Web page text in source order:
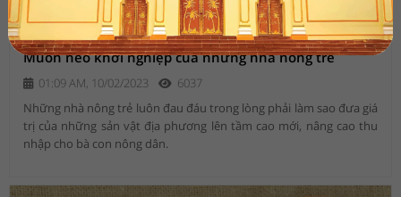
Muôn nẻo khởi nghiệp của những nhà nông trẻ
01:09 AM, 10/02/2023
6037
Những nhà nông trẻ luôn đau đáu trong lòng phải làm sao đưa giá
trị của những sản vật địa phương lên tầm cao mới, nâng cao thu
nhập cho bà con nông dân.